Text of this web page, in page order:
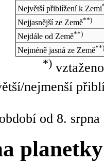
Největší přiblížení k Zemi
Nejjasnější ze Země**)
Nejdále od Země**)
Nejméně jasná ze Země**)
*)
nejmenší
od 8.